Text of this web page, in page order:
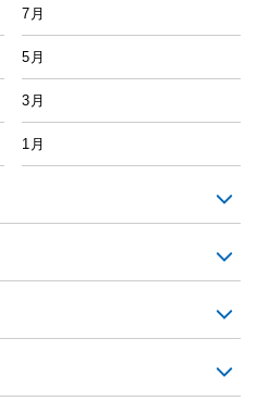
7月
5月
3月
1月